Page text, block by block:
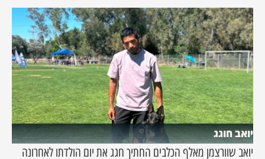
יואב חוגג
יואב שוורצמן מאלף הכלבים החתיך חגג את יום הולדתו לאחרונה